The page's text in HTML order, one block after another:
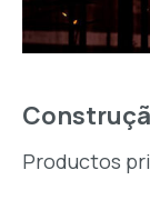
Productos